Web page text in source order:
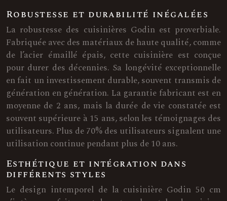
Robustesse et durabilité inégalées
La robustesse des cuisinières Godin est proverbiale.
Fabriquée avec des matériaux de haute qualité, comme
de l’acier émaillé épais, cette cuisinière est conçue
pour durer des décennies. Sa longévité exceptionnelle
en fait un investissement durable, souvent transmis de
génération en génération. La garantie fabricant est en
moyenne de 2 ans, mais la durée de vie constatée est
souvent supérieure à 15 ans, selon les témoignages des
utilisateurs. Plus de 70% des utilisateurs signalent une
utilisation continue pendant plus de 10 ans.
Esthétique et intégration dans
différents styles
Le design intemporel de la cuisinière Godin 50 cm